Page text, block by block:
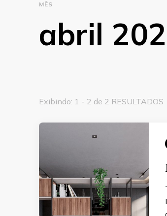
MÊS
abril
Exibindo: 1 - 2 de 2 RESULTADOS